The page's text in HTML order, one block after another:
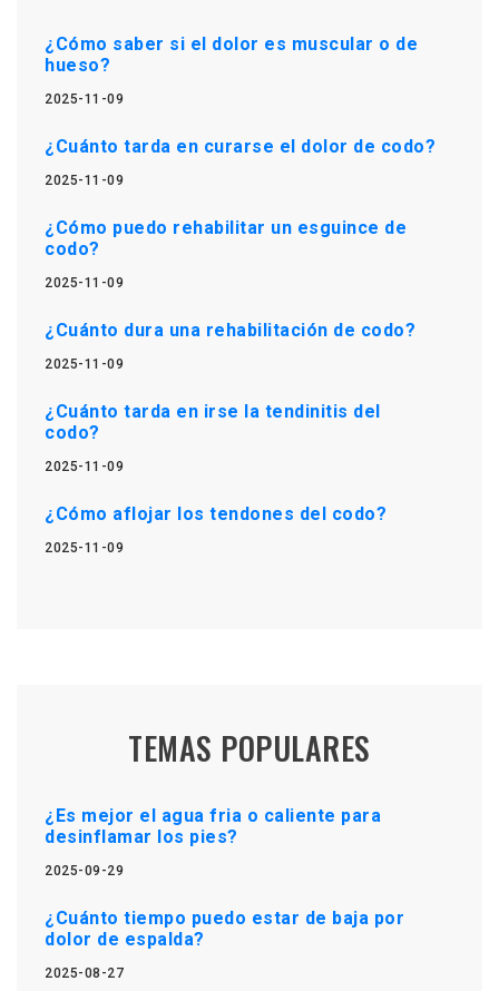
¿Cómo saber si el dolor es muscular o de
hueso?
2025-11-09
¿Cuánto tarda en curarse el dolor de codo?
2025-11-09
¿Cómo puedo rehabilitar un esguince de
codo?
2025-11-09
¿Cuánto dura una rehabilitación de codo?
2025-11-09
¿Cuánto tarda en irse la tendinitis del
codo?
2025-11-09
¿Cómo aflojar los tendones del codo?
2025-11-09
TEMAS POPULARES
¿Es mejor el agua fria o caliente para
desinflamar los pies?
2025-09-29
¿Cuánto tiempo puedo estar de baja por
dolor de espalda?
2025-08-27